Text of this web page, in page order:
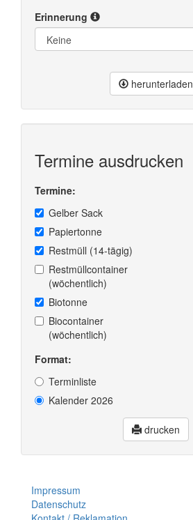
Erinnerung
herunterladen
Termine ausdrucken
Termine:
Gelber Sack
Papiertonne
Restmüll (14-tägig)
Restmüllcontainer
(wöchentlich)
Biotonne
Biocontainer
(wöchentlich)
Format:
Terminliste
Kalender 2026
drucken
Impressum
Datenschutz